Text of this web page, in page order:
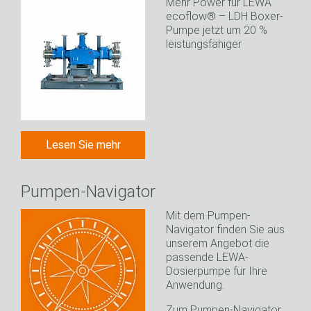
Lesen Sie mehr
ecoflow® – LDH Boxer-
Pumpe jetzt um 20 %
leistungsfähiger
Pumpen-Navigator
Mit dem Pumpen-
Navigator finden Sie aus
unserem Angebot die
passende LEWA-
Dosierpumpe für Ihre
Anwendung.